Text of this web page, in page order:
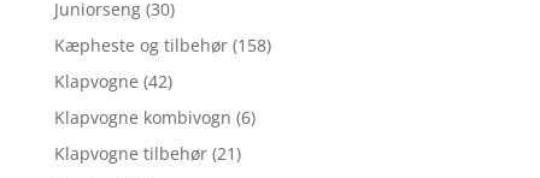
Juniorseng (30)
Kæpheste og tilbehør (158)
Klapvogne (42)
Klapvogne kombivogn (6)
Klapvogne tilbehør (21)